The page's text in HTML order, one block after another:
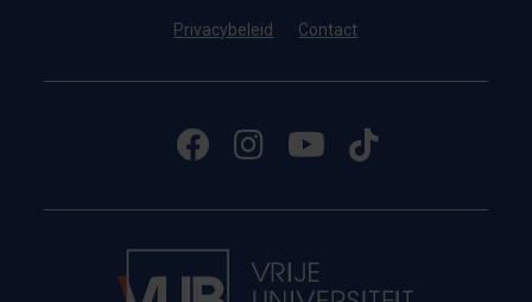
Privacybeleid Contact